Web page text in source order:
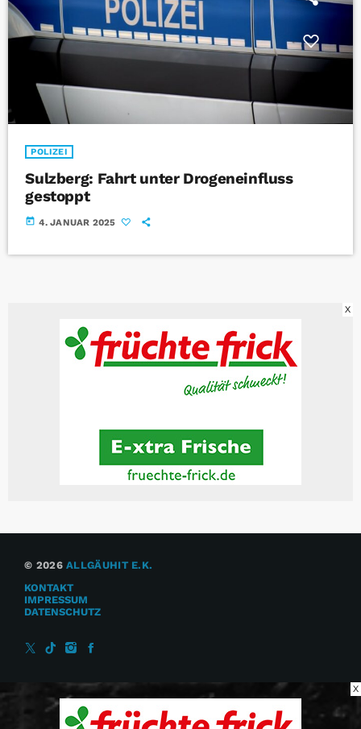
POLIZEI
Sulzberg: Fahrt unter Drogeneinfluss
gestoppt
today 4. JANUAR 2025
X
© 2026ALLGÄUHIT E.K.
KONTAKT
IMPRESSUM
DATENSCHUTZ
X